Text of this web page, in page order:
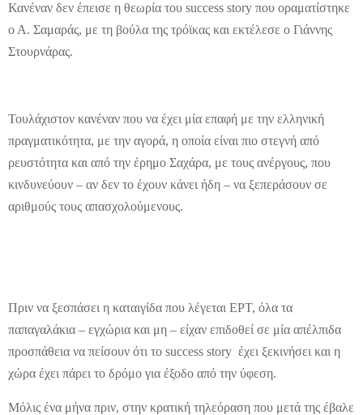
Κανέναν δεν έπεισε η θεωρία του success story που οραματίστηκε
ο Α. Σαμαράς, με τη βούλα της τρόϊκας και εκτέλεσε ο Γιάννης
Στουρνάρας.
Τουλάχιστον κανέναν που να έχει μία επαφή με την ελληνική
πραγματικότητα, με την αγορά, η οποία είναι πιο στεγνή από
ρευστότητα και από την έρημο Σαχάρα, με τους ανέργους, που
κινδυνεύουν – αν δεν το έχουν κάνει ήδη – να ξεπεράσουν σε
αριθμούς τους απασχολούμενους.
Πριν να ξεσπάσει η καταιγίδα που λέγεται ΕΡΤ, όλα τα
παπαγαλάκια – εγχώρια και μη – είχαν επιδοθεί σε μία απέλπιδα
προσπάθεια να πείσουν ότι το success story έχει ξεκινήσει και η
χώρα έχει πάρει το δρόμο για έξοδο από την ύφεση.
Μόλις ένα μήνα πριν, στην κρατική τηλεόραση που μετά της έβαλε